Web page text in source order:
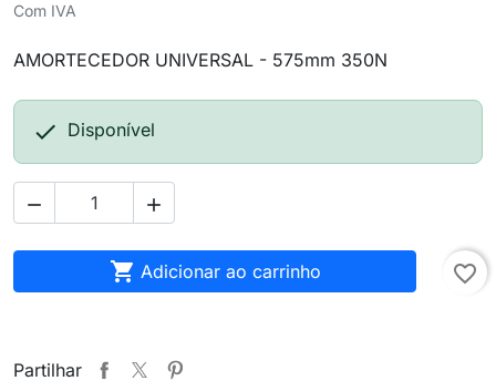
Com IVA
AMORTECEDOR UNIVERSAL - 575mm 350N
 Disponível
 
 Adicionar ao carrinho favorite_border
Partilhar